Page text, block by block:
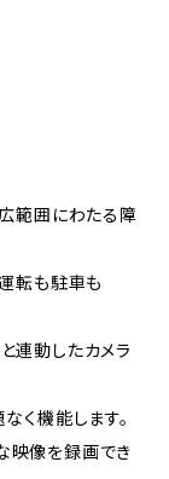
範囲にわたる障
転も駐車も
連動したカメラ
く機能します。
映像を録画でき